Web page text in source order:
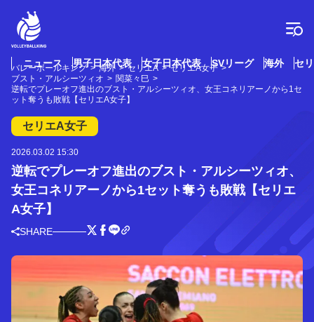
ニュース 男子日本代表 女子日本代表 SVリーグ 海外 セ
バレーボールキング 海外 セリエA
セリエA女子
ブスト・アルシーツィオ
関菜々巳
逆転でプレーオフ進出のブスト・アルシーツィオ、女王コネリアーノから1セ
ット奪うも敗戦【セリエA女子】
セリエA女子
2026.03.02 15:30
逆転でプレーオフ進出のブスト・アルシーツィオ、
女王コネリアーノから1セット奪うも敗戦【セリエ
A女子】
SHARE